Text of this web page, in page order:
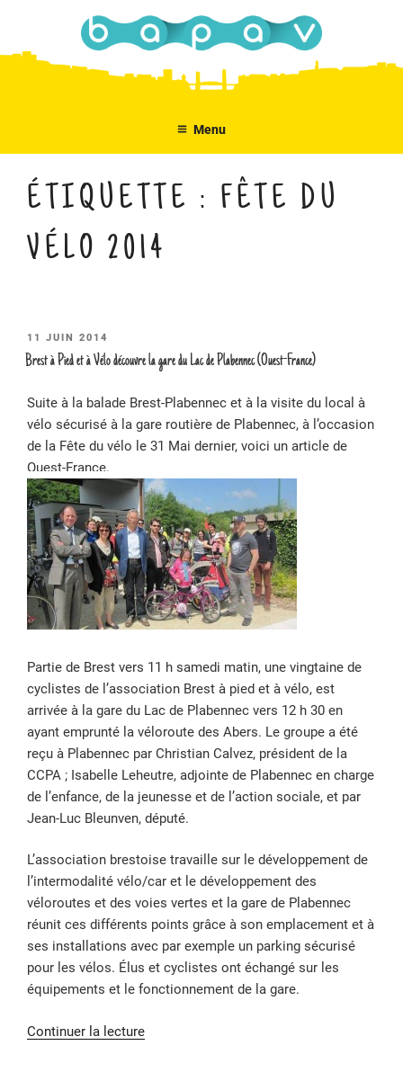
contenu
Menu
ÉTIQUETTE : FÊTE DU
VÉLO 2014
PUBLIÉ
LE
11 JUIN 2014
Brest à Pied et à Vélo découvre la gare du Lac de Plabennec (Ouest-France)
Suite à la balade Brest-Plabennec et à la visite du local à
vélo sécurisé à la gare routière de Plabennec, à l’occasion
de la Fête du vélo le 31 Mai dernier, voici un article de
Ouest-France.
Partie de Brest vers 11 h samedi matin, une vingtaine de
cyclistes de l’association Brest à pied et à vélo, est
arrivée à la gare du Lac de Plabennec vers 12 h 30 en
ayant emprunté la véloroute des Abers. Le groupe a été
reçu à Plabennec par Christian Calvez, président de la
CCPA ; Isabelle Leheutre, adjointe de Plabennec en charge
de l’enfance, de la jeunesse et de l’action sociale, et par
Jean-Luc Bleunven, député.
L’association brestoise travaille sur le développement de
l’intermodalité vélo/car et le développement des
véloroutes et des voies vertes et la gare de Plabennec
réunit ces différents points grâce à son emplacement et à
ses installations avec par exemple un parking sécurisé
pour les vélos. Élus et cyclistes ont échangé sur les
équipements et le fonctionnement de la gare.
Continuer la lecturede